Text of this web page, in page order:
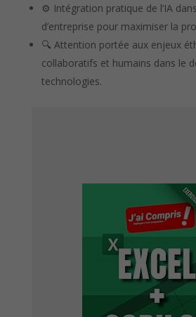
⚙️ Intégration pratique de l’IA
d’entreprise pour maximiser la
🔍 Attention portée aux enjeux
collaboratifs et humains dans le
technologies.